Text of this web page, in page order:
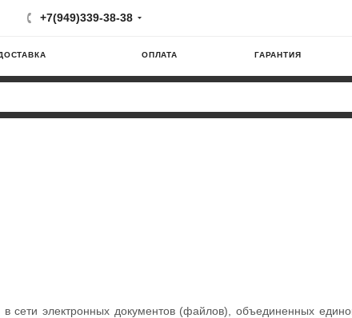
+7(949)339-38-38
ОПЛАТА ГАРАНТИЯ
сети электронных документов (файлов), объединенных